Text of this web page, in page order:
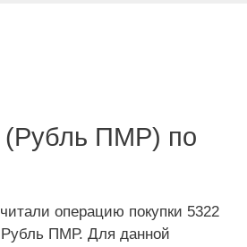
(Рубль ПМР) по
операцию покупки 5322
Рубль ПМР. Для данной